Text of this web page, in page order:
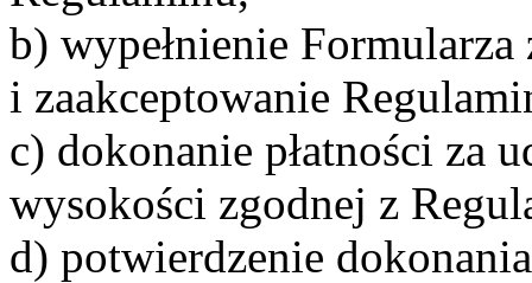
b) wypełnienie Formularza
i zaakceptowanie
c) dokonanie płatności za
wysokości zgodnej z
d) potwierdzenie